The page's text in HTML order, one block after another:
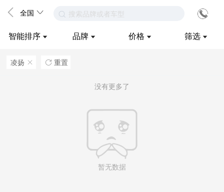
全国 搜索品牌或者车型
智能排序 品牌 价格 筛选
凌扬 ဆ  重置
没有更多了